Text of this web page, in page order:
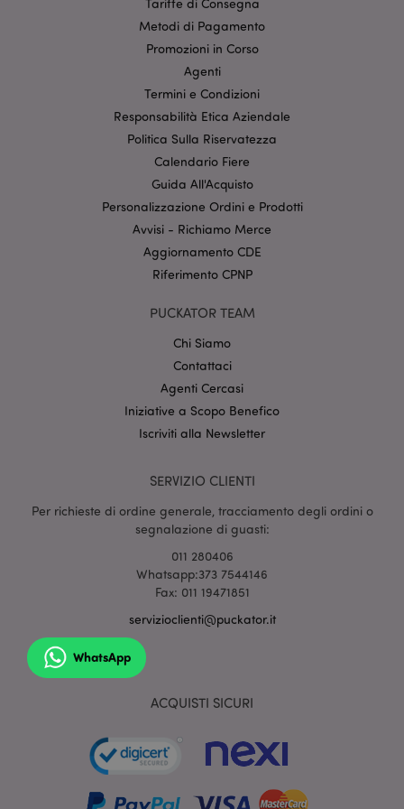
Metodi di Pagamento
Promozioni in Corso
Agenti
Termini e Condizioni
Responsabilità Etica Aziendale
Politica Sulla Riservatezza
Calendario Fiere
Guida All'Acquisto
Personalizzazione Ordini e Prodotti
Avvisi - Richiamo Merce
Aggiornamento CDE
Riferimento CPNP
PUCKATOR TEAM
Chi Siamo
Contattaci
Agenti Cercasi
Iniziative a Scopo Benefico
Iscriviti alla Newsletter
SERVIZIO CLIENTI
Per richieste di ordine generale, tracciamento degli ordini o
segnalazione di guasti:
011 280406
Whatsapp:373 7544146
Fax: 011 19471851
servizioclienti@puckator.it
WhatsApp
ACQUISTI SICURI
recently_viewed_product
mage-cache-sessid
section_data_ids
form_key
_hjIncludedInSessionSample Hotjar Ltd
l"Informativa sulla privacy di Google